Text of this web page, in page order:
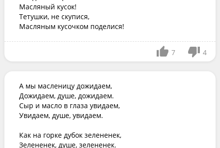
Масляный кусок!
Тетушки, не скупися,
Масляным кусочком поделися!
7 4
А мы масленицу дожидаем,
Дожидаем, душе, дожидаем.
Сыр и масло в глаза увидаем,
Увидаем, душе, увидаем.
Как на горке дубок зелененек,
Зелененек, душе, зелененек.